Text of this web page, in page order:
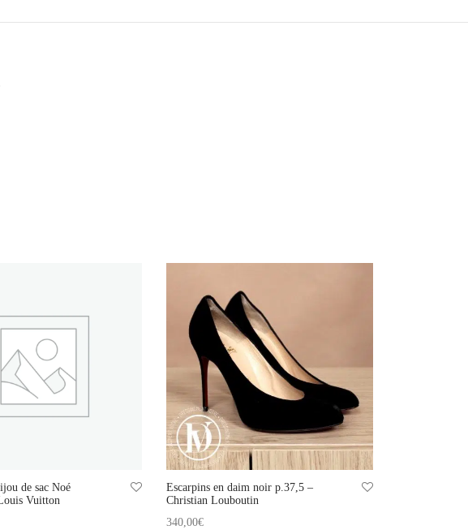
de sac Noé
Vuitton
Escarpins en daim noir p.37,5 –
Christian Louboutin
340,00€